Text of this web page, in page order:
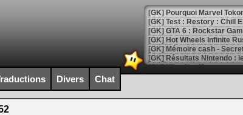
[GK] Pourquoi Marvel
[GK] Test : Restory : Chill
[GK] GTA 6 : Rockstar
[GK] Hot Wheels Infinite
[GK] Mémoire cash -
[GK] Résultats Nintendo :
[GK] Déjà des
[Mo5] Brickboy cherche à
[GK] Minecraft et ses «
Divers Chat